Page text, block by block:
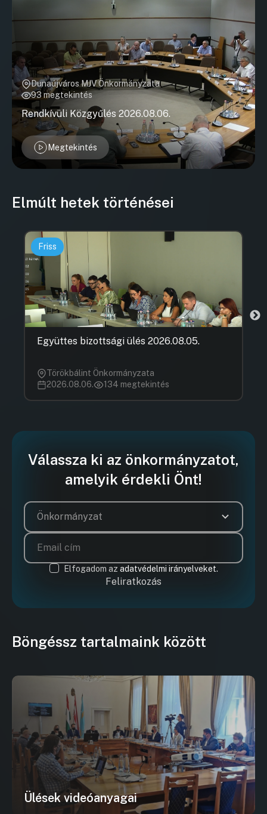
Dunaújváros MJV Önkormányzata
93 megtekintés
Rendkívüli Közgyűlés 2026.08.06.
Megtekintés
Elmúlt hetek történései
Friss
Együttes bizottsági ülés 2026.08.05.
Törökbálint Önkormányzata
2026.08.06.
134 megtekintés
Válassza ki az önkormányzatot,
amelyik érdekli Önt!
Önkormányzat
Elfogadom az adatvédelmi irányelveket.
Feliratkozás
Böngéssz tartalmaink között
Ülések videóanyagai